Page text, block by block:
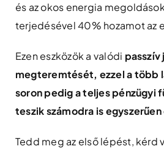
és az okos energia
terjedésével 40% hozamot az
Ezen eszközök a valódi
megteremtését, ezzel a több
soron pedig a teljes pénzügyi
teszik számodra is
Tedd meg az első lépést, kérd